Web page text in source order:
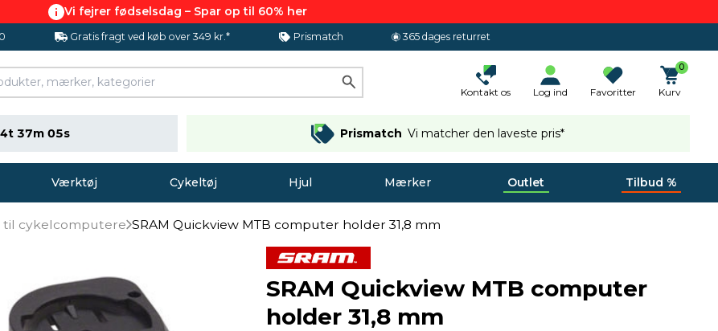
Vi fejrer fødselsdag – Spar op til 60% her
Gratis fragt ved køb over 349 kr.* Prismatch 365 dages returret
Kontakt os Log ind Favoritter
0
Kurv
37m 04s Prismatch Vi matcher den laveste pris*
Værktøj Cykeltøj Hjul Mærker Outlet Tilbud %
til cykelcomputere SRAM Quickview MTB computer holder 31,8 mm
SRAM Quickview MTB computer
holder 31,8 mm